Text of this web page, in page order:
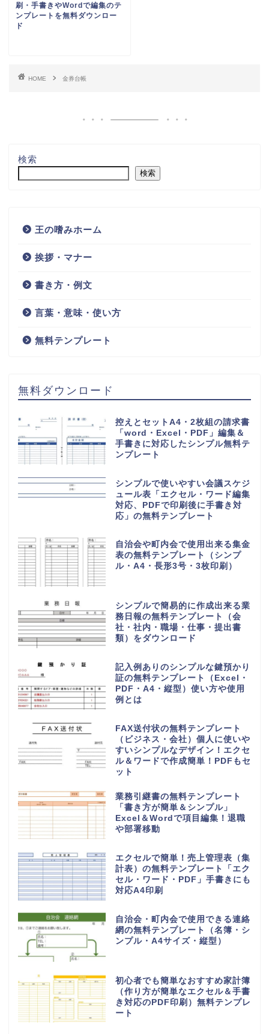
刷・手書きやWordで編集のテ
ンプレートを無料ダウンロー
ド
HOME 金券台帳
検索
検索
王の嗜みホーム
挨拶・マナー
書き方・例文
言葉・意味・使い方
無料テンプレート
無料ダウンロード
控えとセットA4・2枚組の請求書
「word・Excel・PDF」編集＆
手書きに対応したシンプル無料テ
ンプレート
シンプルで使いやすい会議スケジ
ュール表「エクセル・ワード編集
対応、PDFで印刷後に手書き対
応」の無料テンプレート
自治会や町内会で使用出来る集金
表の無料テンプレート（シンプ
ル・A4・長形3号・3枚印刷）
シンプルで簡易的に作成出来る業
務日報の無料テンプレート（会
社・社内・職場・仕事・提出書
類）をダウンロード
記入例ありのシンプルな鍵預かり
証の無料テンプレート（Excel・
PDF・A4・縦型）使い方や使用
例とは
FAX送付状の無料テンプレート
（ビジネス・会社）個人に使いや
すいシンプルなデザイン！エクセ
ル＆ワードで作成簡単！PDFもセ
ット
業務引継書の無料テンプレート
「書き方が簡単＆シンプル」
Excel＆Wordで項目編集！退職
や部署移動
エクセルで簡単！売上管理表（集
計表）の無料テンプレート「エク
セル・ワード・PDF」手書きにも
対応A4印刷
自治会・町内会で使用できる連絡
網の無料テンプレート（名簿・シ
ンプル・A4サイズ・縦型）
初心者でも簡単なおすすめ家計簿
（作り方が簡単なエクセル＆手書
き対応のPDF印刷）無料テンプレ
ート